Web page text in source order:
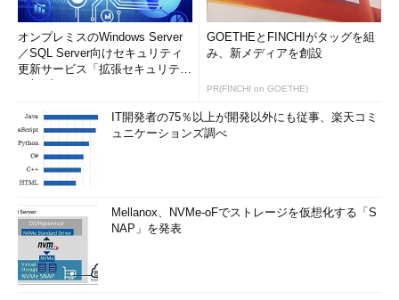
オンプレミスのWindows Server
／SQL Server向けセキュリティ
更新サービス「拡張セキュリティ
GOETHEとFINCHIがタッグを組
み、新メディアを創設
PR(FINCHI on GOETHE)
IT開発者の75％以上が開発以外にも従事、楽天コミ
ュニケーションズ調べ
Mellanox、NVMe-oFでストレージを仮想化する「S
NAP」を発表